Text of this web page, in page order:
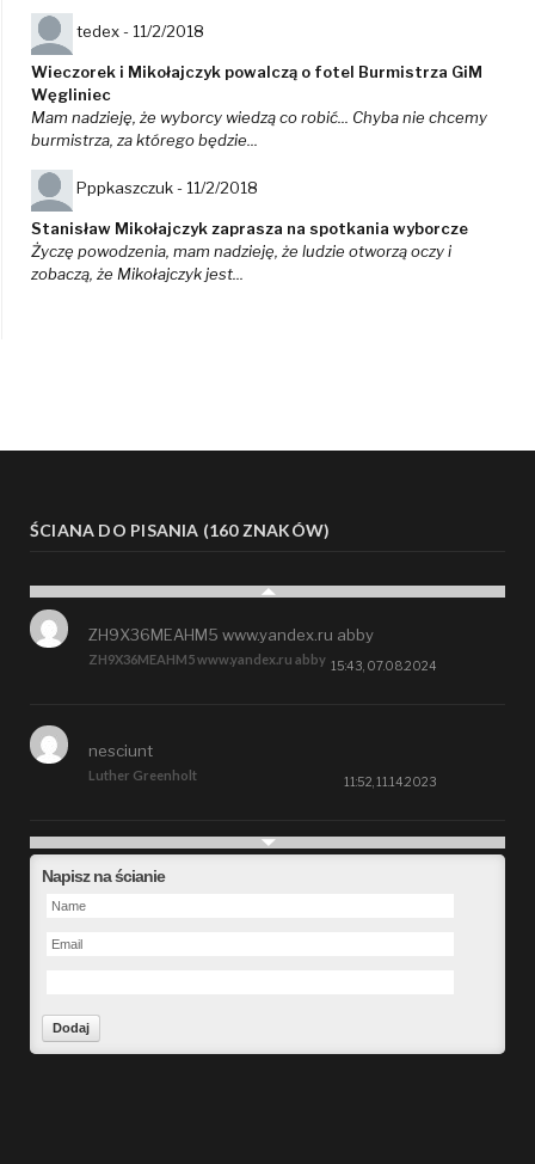
tedex - 11/2/2018
Wieczorek i Mikołajczyk powalczą o fotel Burmistrza GiM
Węgliniec
Mam nadzieję, że wyborcy wiedzą co robić... Chyba nie chcemy
burmistrza, za którego będzie...
Pppkaszczuk - 11/2/2018
Stanisław Mikołajczyk zaprasza na spotkania wyborcze
Życzę powodzenia, mam nadzieję, że ludzie otworzą oczy i
zobaczą, że Mikołajczyk jest...
ŚCIANA DO PISANIA (160 ZNAKÓW)
ZH9X36MEAHM5 www.yandex.ru abby
ZH9X36MEAHM5 www.yandex.ru abby
15:43, 07.08.2024
Luther Greenholt
nesciunt
11:52, 11.14.2023
Future
Napisz na ścianie